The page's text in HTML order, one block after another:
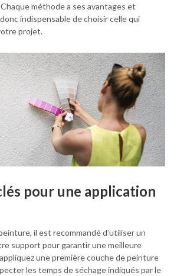
méthode a ses avantages et
indispensable de choisir celle qui
projet.
pour une application
il est recommandé d’utiliser un
support pour garantir une meilleure
une première couche de peinture
les temps de séchage indiqués par le